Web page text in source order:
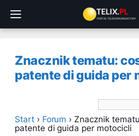
treści
Znacznik tematu:
patente di guida per
Start › Forum › Znacznik
patente di guida per motocicli